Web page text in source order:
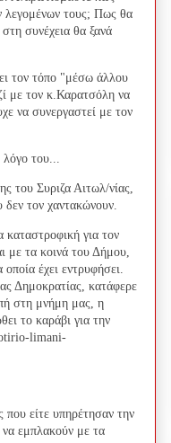
λεγομένων τους; Πως θα
συνέχεια θα ξανά
τον τόπο "μέσω άλλου
με τον κ.Καρατσόλη να
να συνεργαστεί με τον
του...
του Συριζα Αιτωλ/νίας,
τον χαντακώνουν.
για τον
με τα κοινά του Δήμου,
έχει εντρυφήσει.
Δημοκρατίας, κατάφερε
στη μνήμη μας, η
το καράβι για την
limani-
είτε υπηρέτησαν την
να εμπλακούν με τα